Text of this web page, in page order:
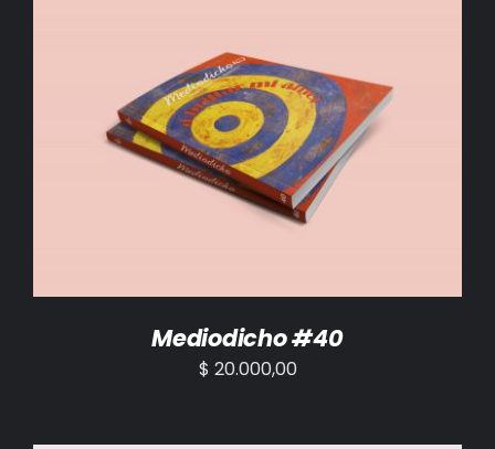
AÑADIR AL CARRITO / DETALLES
Mediodicho #40
$ 20.000,00